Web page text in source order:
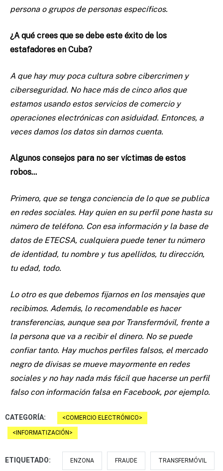
persona o grupos de personas específicos.
¿A qué crees que se debe este éxito de los
estafadores en Cuba?
A que hay muy poca cultura sobre cibercrimen y
ciberseguridad. No hace más de cinco años que
estamos usando estos servicios de comercio y
operaciones electrónicas con asiduidad. Entonces, a
veces damos los datos sin darnos cuenta.
Algunos consejos para no ser víctimas de estos
robos…
Primero, que se tenga conciencia de lo que se publica
en redes sociales. Hay quien en su perfil pone hasta su
número de teléfono. Con esa información y la base de
datos de ETECSA, cualquiera puede tener tu número
de identidad, tu nombre y tus apellidos, tu dirección,
tu edad, todo.
Lo otro es que debemos fijarnos en los mensajes que
recibimos. Además, lo recomendable es hacer
transferencias, aunque sea por Transfermóvil, frente a
la persona que va a recibir el dinero. No se puede
confiar tanto. Hay muchos perfiles falsos, el mercado
negro de divisas se mueve mayormente en redes
sociales y no hay nada más fácil que hacerse un perfil
falso con información falsa en Facebook, por ejemplo.
CATEGORÍA: COMERCIO ELECTRÓNICO
INFORMATIZACIÓN
ETIQUETADO: ENZONA FRAUDE TRANSFERMÓVIL